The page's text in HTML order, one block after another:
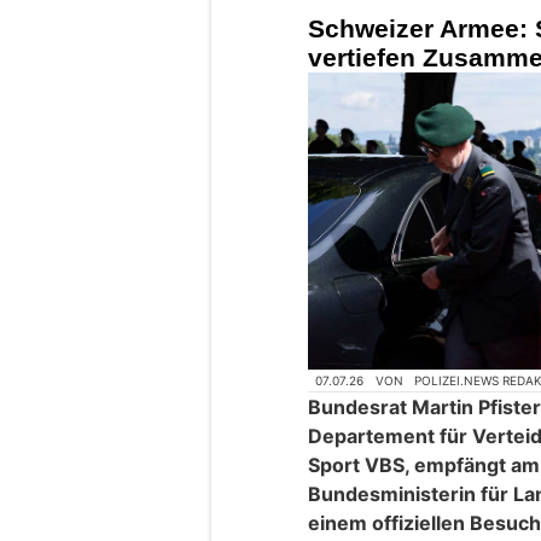
Schweizer Armee:
vertiefen
07.07.26 VON POLIZEI.NEWS
Bundesrat Martin
Departement für
Sport VBS, empfängt
Bundesministerin für
einem offiziellen